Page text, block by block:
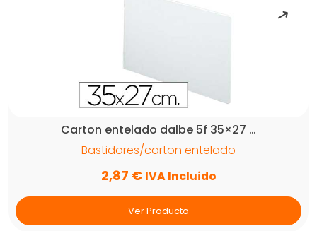
Carton entelado dalbe 5f 35×27 …
Bastidores/carton entelado
2,87 € IVA Incluido
Ver Producto